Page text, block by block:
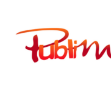
contenu
Publimath